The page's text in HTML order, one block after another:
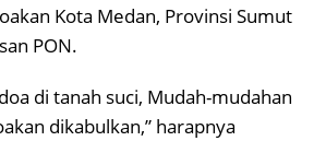
Kota Medan, Provinsi Sumut
PON.
di tanah suci, Mudah-mudahan
dikabulkan,” harapnya